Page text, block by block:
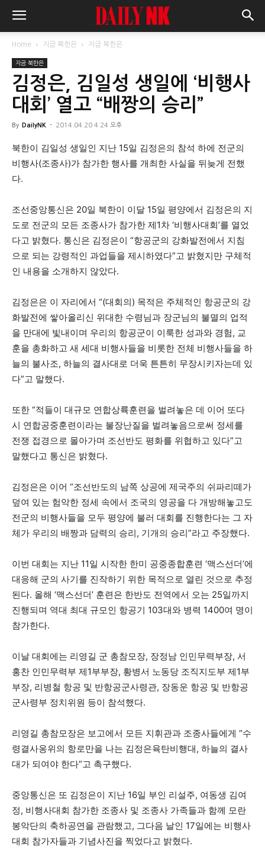
Home 지금 북한은 지금 북한은
지금 북한은
김정은, 김일성 생일에 ‘비행사
대회’ 열고 “배짱의 승리”
By DailyNK - 2014.04.20 4:24 오후
북한이 김일성 생일인 지난 15일 김정은의 참석 하에 전군의
비행사(조종사)가 참가한 행사를 개최한 사실을 뒤늦게 전했
다.
조선중앙통신은 20일 북한이 이달 15일 평양에서 김정은의 지
도로 전군의 모든 조종사가 참가한 제1차 ‘비행사대회’를 열었
다고 밝혔다. 통신은 김정은이 “항공군의 강화발전에서 지침
으로 되는 강령적인 과업들을 제시하였다”고 밝혔지만 구체적
인 내용을 소개하지 않았다.
김정은은 이 자리에서 “(대회의) 목적은 주체적인 항공군의 강
화발전에 쌓아올리신 위대한 수령님과 장군님의 불멸의 업적
을 만대에 빛내이며 우리의 항공군이 이룩한 성과와 경험, 교
훈을 총화하고 새 세대 비행사들을 비롯한 전체 비행사들을 하
늘의 불사조, 하늘의 결사대로 더욱 튼튼히 무장시키자는데 있
다”고 말했다.
또한 “적들이 대규모 연합상륙훈련을 벌려놓은 데 이어 또다
시 연합공중훈련이라는 불장난질을 벌려놓음으로써 정세를
전쟁 접경으로 몰아가며 조선반도 평화를 위협하고 있다”고
말했다고 통신은 밝혔다.
김정은은 이어 “조선반도의 남쪽 상공에 제국주의 쉬파리떼가
덮여 있는 험악한 정세 속에서 조국의 영공을 다 개방해놓고도
전군의 비행사들을 모두 평양에 불러 대회를 진행한다는 그 자
체가 우리의 배짱과 담력의 승리, 기개의 승리”라고 주장했다.
이번 대회는 지난 11일 시작한 한미 공중종합훈련 ‘맥스선더’에
대응해 군의 사기를 진작하기 위한 목적으로 열린 것으로 추정
된다. 올해 ‘맥스선더’ 훈련은 한반도 전역에서 오는 25일까지
진행되며 역대 최대 규모인 항공기 103대와 병력 1400여 명이
참가한다.
이날 대회에는 리영길 군 총참모장, 장정남 인민무력부장, 서
홍찬 인민무력부 제1부부장, 황병서 노동당 조직지도부 제1부
부장, 리병철 항공 및 반항공군사령관, 장동운 항공 및 반항공
군사령부 정치위원 등이 참석했다.
리영길 총참모장은 보고에서 모든 지휘관과 조종사들에게 “수
령결사옹위의 항로만을 나는 김정은육탄비행대, 하늘의 결사
대가 되여야 한다”고 촉구했다.
중앙통신은 또 김정은이 지난 16일 부인 리설주, 여동생 김여
정, 비행사대회 참가한 조종사 및 조종사 가족들과 함께 모란
봉악단의 축하공연을 관람했고, 그다음 날인 17일에는 비행사
대회 참가자들과 기념사진을 찍었다고 밝혔다.